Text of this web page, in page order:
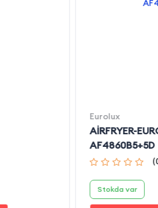
Eurolux
AİRFRYER-
AF4860B5+5D
(
Stokda var